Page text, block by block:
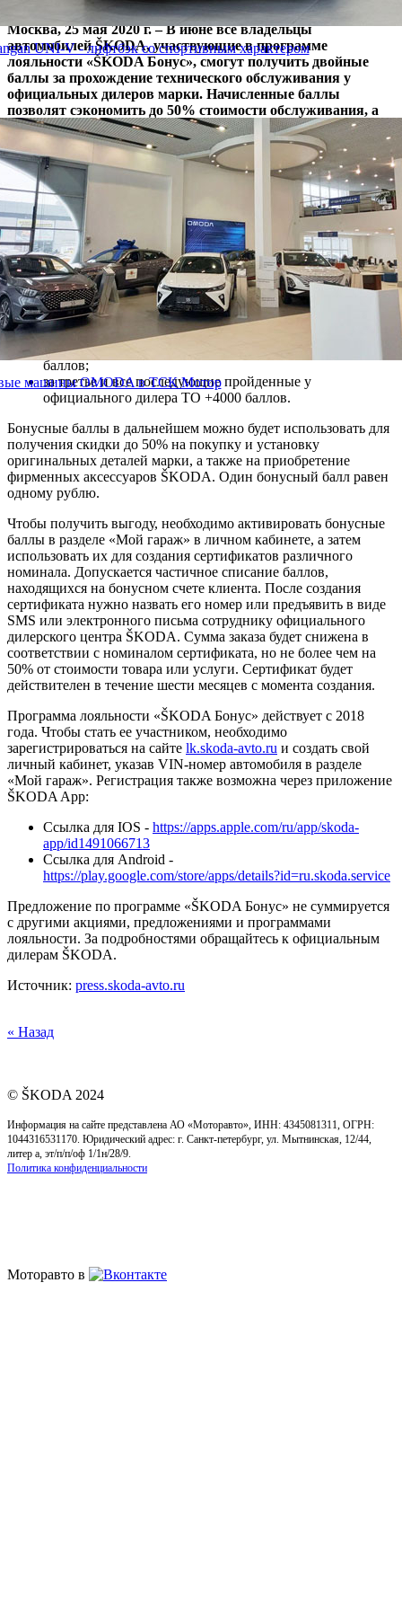
UNI-V - лифтбэк со спортивным характером
машины OMODA в ТСК Мотор
Москва, 25 мая 2020 г. – В июне все владельцы
автомобилей ŠKODA, участвующие в программе
лояльности «ŠKODA Бонус», смогут получить двойные
баллы за прохождение технического обслуживания у
официальных дилеров марки. Начисленные баллы
позволят сэкономить до 50% стоимости обслуживания, а
также оригинальных деталей и аксессуаров у любого
официального дилера ŠKODA.
С наступлением лета ŠKODA AUTO Россия порадует своих
клиентов выгодным предложением по программе «ŠKODA
Бонус». Пройдя в июне техническое обслуживание (ТО) у
официального дилера ŠKODA, владельцы автомобилей
чешской марки получат на свой виртуальный счет в 2 раза
больше бонусных баллов. Размер начислений будет зависеть
от суммарного количества пройденных у официального
дилера ТО:
за первое пройденное у официального дилера ТО будет
начислено +1000 баллов;
за второе пройденное у официального дилера ТО +2000
баллов;
за третье и все последующие пройденные у
официального дилера ТО +4000 баллов.
Бонусные баллы в дальнейшем можно будет использовать для
получения скидки до 50% на покупку и установку
оригинальных деталей марки, а также на приобретение
фирменных аксессуаров ŠKODA. Один бонусный балл равен
одному рублю.
Чтобы получить выгоду, необходимо активировать бонусные
баллы в разделе «Мой гараж» в личном кабинете, а затем
использовать их для создания сертификатов различного
номинала. Допускается частичное списание баллов,
находящихся на бонусном счете клиента. После создания
сертификата нужно назвать его номер или предъявить в виде
SMS или электронного письма сотруднику официального
дилерского центра ŠKODA. Сумма заказа будет снижена в
соответствии с номиналом сертификата, но не более чем на
50% от стоимости товара или услуги. Сертификат будет
действителен в течение шести месяцев с момента создания.
Программа лояльности «ŠKODA Бонус» действует с 2018
года. Чтобы стать ее участником, необходимо
зарегистрироваться на сайте lk.skoda-avto.ru и создать свой
личный кабинет, указав VIN-номер автомобиля в разделе
«Мой гараж». Регистрация также возможна через приложение
ŠKODA App:
Ссылка для IOS - https://apps.apple.com/ru/app/skoda-
app/id1491066713
Ссылка для Android -
https://play.google.com/store/apps/details?id=ru.skoda.service
Предложение по программе «ŠKODA Бонус» не суммируется
с другими акциями, предложениями и программами
лояльности. За подробностями обращайтесь к официальным
дилерам ŠKODA.
Источник: press.skoda-avto.ru
« Назад
© ŠKODA 2024
Информация на сайте представлена АО «Моторавто», ИНН: 4345081311, ОГРН:
1044316531170. Юридический адрес: г. Cанкт-петербург, ул. Мытнинская, 12/44,
литер а, эт/п/п/оф 1/1н/28/9.
Политика конфиденциальности
Моторавто в